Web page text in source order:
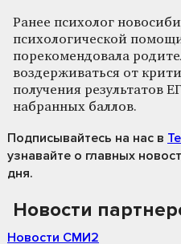
Ранее психолог
психологической
порекомендовала
воздерживаться от
получения результатов
набранных баллов.
Подписывайтесь на нас в
узнавайте о главных
дня.
Новости
Новости СМИ2